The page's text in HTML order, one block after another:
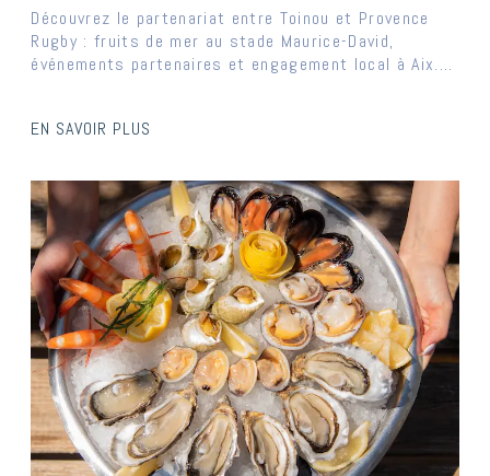
Découvrez le partenariat entre Toinou et Provence
Rugby : fruits de mer au stade Maurice-David,
événements partenaires et engagement local à Aix....
EN SAVOIR PLUS